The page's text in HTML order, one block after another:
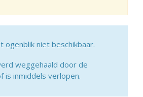
ogenblik niet beschikbaar.
weggehaald door de
is inmiddels verlopen.